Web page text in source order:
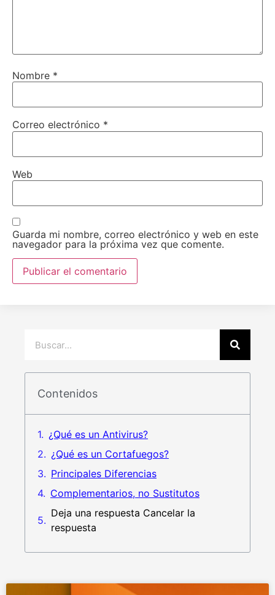
Nombre *
Correo electrónico *
Web
Guarda mi nombre, correo electrónico y web en este
navegador para la próxima vez que comente.
Contenidos
¿Qué es un Antivirus?
¿Qué es un Cortafuegos?
Principales Diferencias
Complementarios, no Sustitutos
Deja una respuesta Cancelar la
respuesta